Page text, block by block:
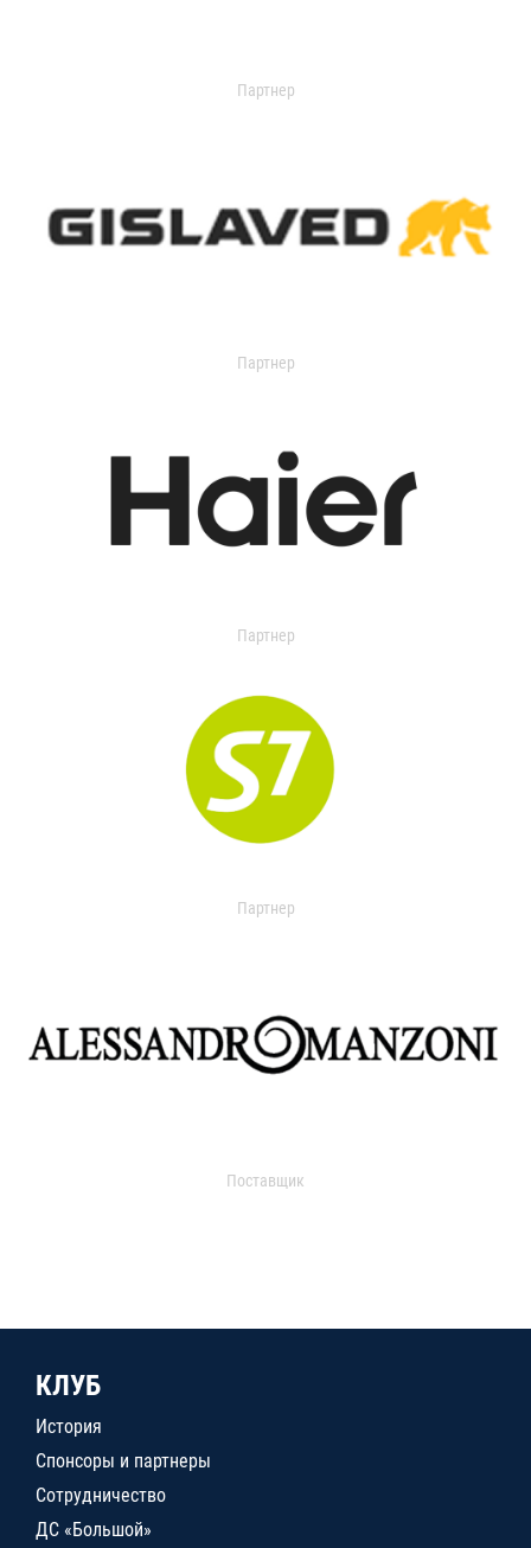
Партнер
Партнер
Партнер
Партнер
Поставщик
КЛУБ
История
Спонсоры и партнеры
Сотрудничество
ДС «Большой»